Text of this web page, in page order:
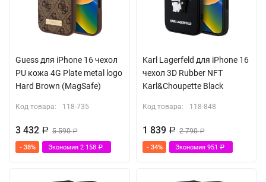
Guess для iPhone 16 чехол
PU кожа 4G Plate metal logo
Hard Brown (MagSafe)
Код товара: 118-735
3 432 Р 5 590Р
- 38% Экономия 2 158 Р
Karl Lagerfeld для iPhone 16
чехол 3D Rubber NFT
Karl&Choupette Black
Код товара: 118-848
1 839 Р 2 790Р
- 34% Экономия 951 Р